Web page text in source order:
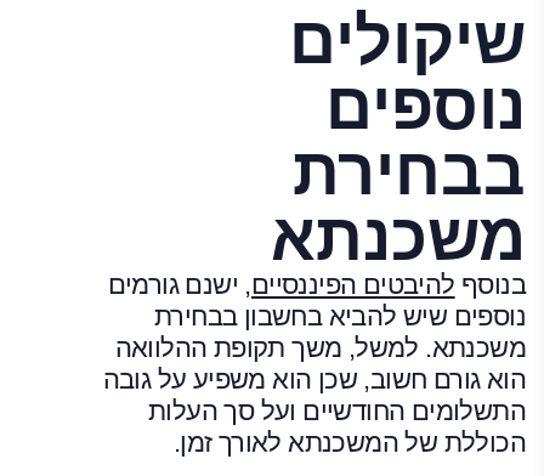
שיקולים
נוספים
בבחירת
משכנתא
בנוסף להיבטים הפיננסיים, ישנם גורמים
נוספים שיש להביא בחשבון בבחירת
משכנתא. למשל, משך תקופת ההלוואה
הוא גורם חשוב, שכן הוא משפיע על גובה
התשלומים החודשיים ועל סך העלות
הכוללת של המשכנתא לאורך זמן.